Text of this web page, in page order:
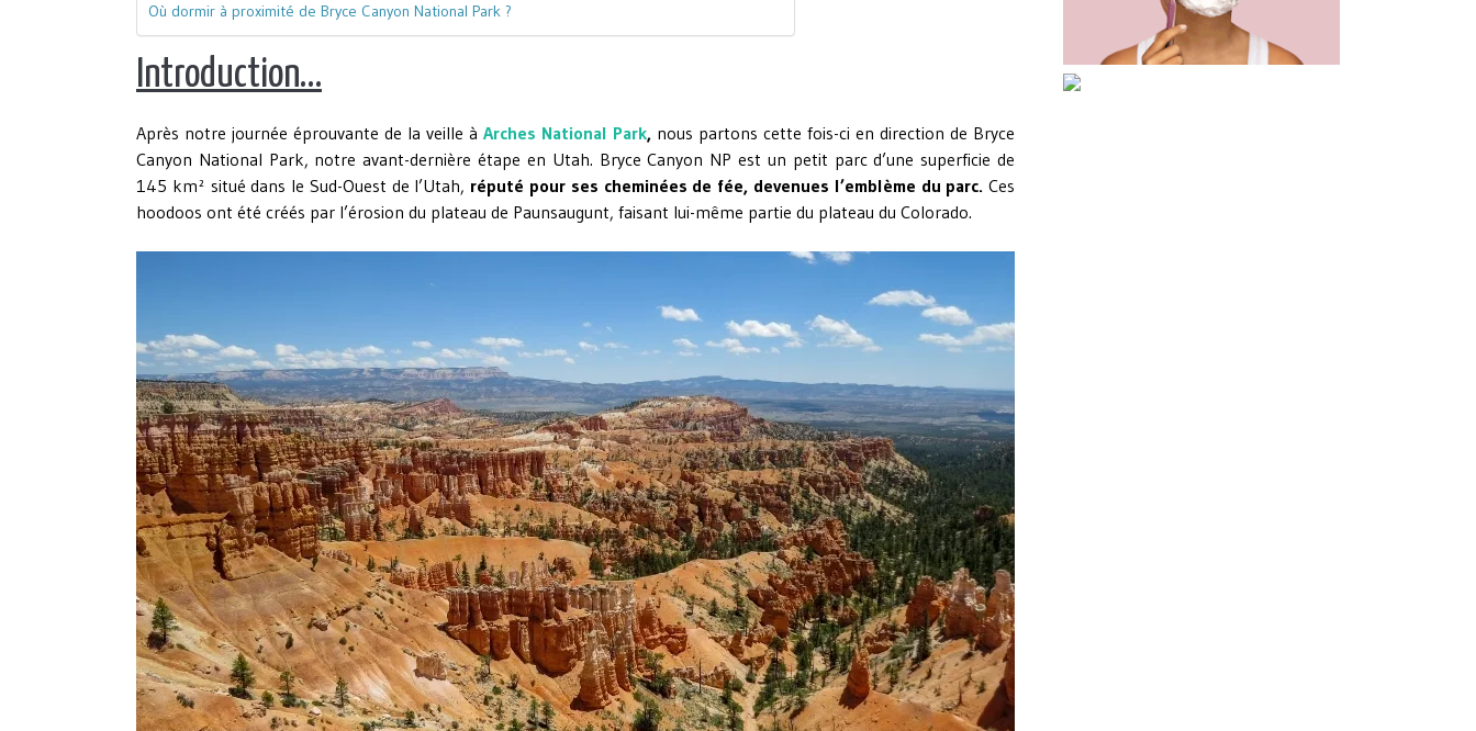
Où dormir à proximité de Bryce Canyon National Park ?
Introduction…
Après notre journée éprouvante de la veille àArches National Park, nous partons cette fois-ci en direction de Bryce
Canyon National Park, notre avant-dernière étape en Utah. Bryce Canyon NP est un petit parc d’une superficie de
145 km² situé dans le Sud-Ouest de l’Utah, réputé pour ses cheminées de fée, devenues l’emblème du parc.Ces
hoodoos ont été créés par l’érosion du plateau de Paunsaugunt, faisant lui-même partie du plateau du Colorado.